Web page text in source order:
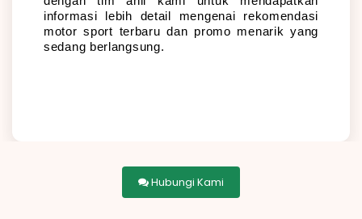
informasi lebih detail mengenai rekomendasi
motor sport terbaru dan promo menarik yang
sedang berlangsung.
Hubungi Kami